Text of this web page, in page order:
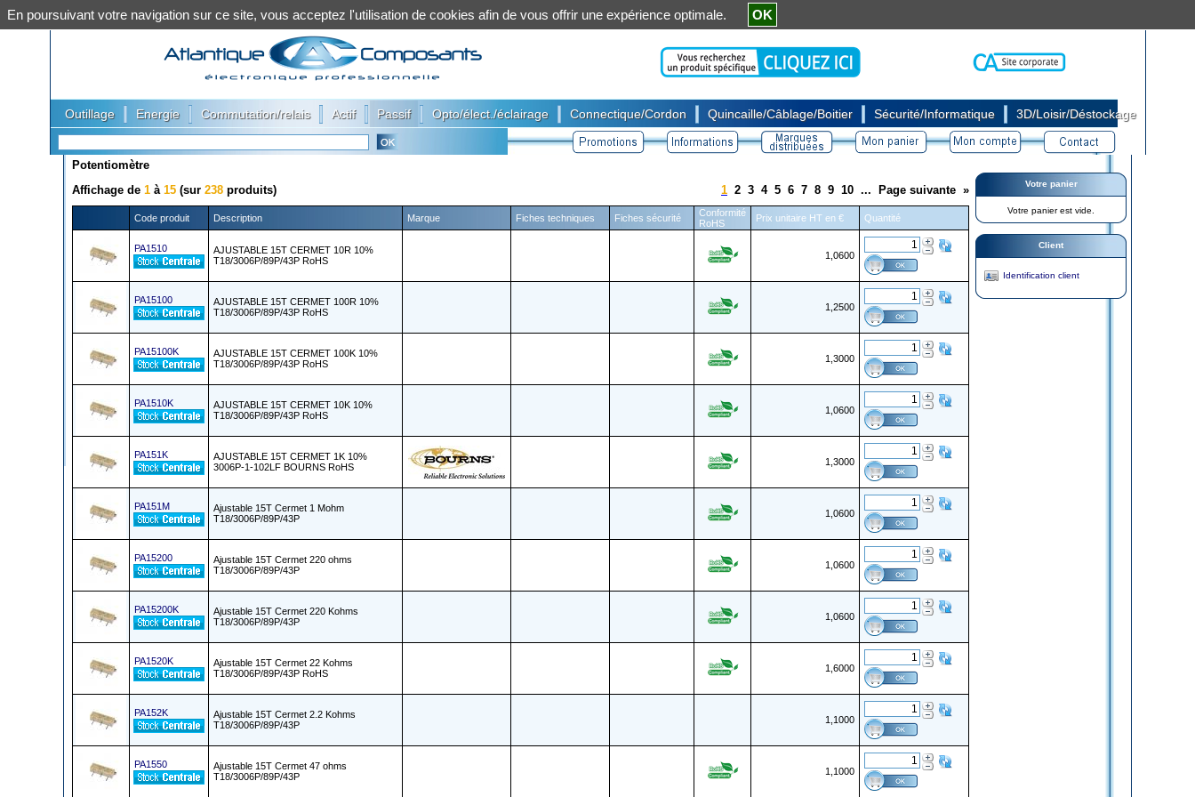
Outillage Energie Commutation/relais Actif Passif Opto/élect./éclairage Connectique/Cordon Quincaille/Câblage/Boitier Sécurité/Informatique 3D/Loisir/Déstockage
Potentiomètre
Affichage de 1 à 15 (sur 238 produits) 1 2 3 4 5 6 7 8 9 10 ... Page suivante »
Code produit Description Marque Fiches techniques Fiches sécurité
Conformité
RoHS
Prix unitaire HT en € Quantité
PA1510
AJUSTABLE 15T CERMET 10R 10%
T18/3006P/89P/43P RoHS
1,0600
PA15100
AJUSTABLE 15T CERMET 100R 10%
T18/3006P/89P/43P RoHS
1,2500
PA15100K
AJUSTABLE 15T CERMET 100K 10%
T18/3006P/89P/43P RoHS
1,3000
PA1510K
AJUSTABLE 15T CERMET 10K 10%
T18/3006P/89P/43P RoHS
1,0600
PA151K
AJUSTABLE 15T CERMET 1K 10%
3006P-1-102LF BOURNS RoHS
1,3000
PA151M
Ajustable 15T Cermet 1 Mohm
T18/3006P/89P/43P
1,0600
PA15200
Ajustable 15T Cermet 220 ohms
T18/3006P/89P/43P
1,0600
PA15200K
Ajustable 15T Cermet 220 Kohms
T18/3006P/89P/43P
1,0600
PA1520K
Ajustable 15T Cermet 22 Kohms
T18/3006P/89P/43P RoHS
1,6000
PA152K
Ajustable 15T Cermet 2.2 Kohms
T18/3006P/89P/43P
1,1000
PA1550
Ajustable 15T Cermet 47 ohms
T18/3006P/89P/43P
1,1000
Votre panier
Votre panier est vide.
Client
Identification client
En poursuivant votre navigation sur ce site, vous acceptez l'utilisation de cookies afin de vous offrir une expérience optimale. OK